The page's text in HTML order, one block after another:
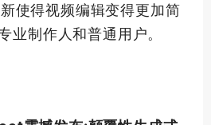
使得视频编辑变得更加简
业制作人和普通用户。